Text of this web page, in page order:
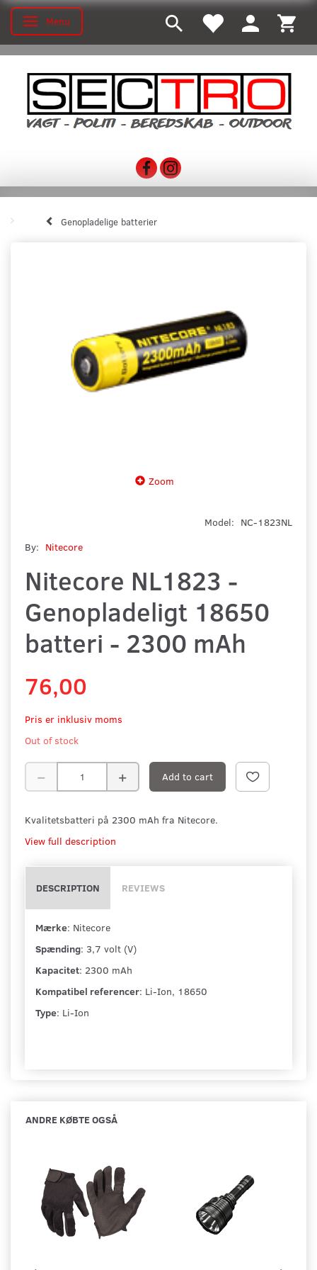
Toggle navigation
Menu
Genopladelige batterier
Zoom
Model: NC-1823NL
By: Nitecore
Nitecore NL1823 -
Genopladeligt 18650
batteri - 2300 mAh
76,00
Pris er inklusiv moms
Out of stock
Add to cart
Kvalitetsbatteri på 2300 mAh fra Nitecore.
View full description
DESCRIPTION REVIEWS
Mærke: Nitecore
Spænding: 3,7 volt (V)
Kapacitet: 2300 mAh
Kompatibel referencer: Li-Ion, 18650
Type: Li-Ion
ANDRE KØBTE OGSÅ